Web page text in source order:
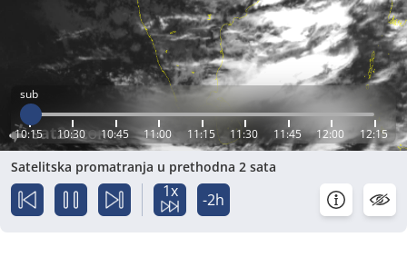
sub
10:15 10:30 10:45 11:00 11:15 11:30 11:45 12:00 12:15
Satelitska promatranja u prethodna 2 sata
1x -2h